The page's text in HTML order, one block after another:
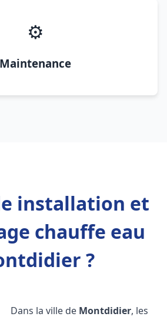
⚙️
Maintenance
installation et
chauffe eau
?
Dans la ville de Montdidier, les